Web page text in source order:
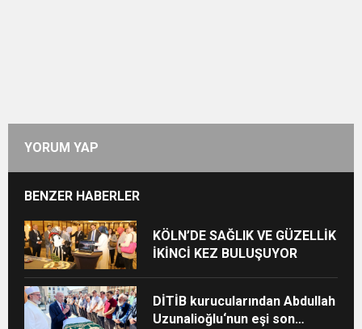
YORUM YAP
BENZER HABERLER
KÖLN’DE SAĞLIK VE GÜZELLİK
İKİNCİ KEZ BULUŞUYOR
DİTİB kurucularından Abdullah
Uzunalioğlu‘nun eşi son